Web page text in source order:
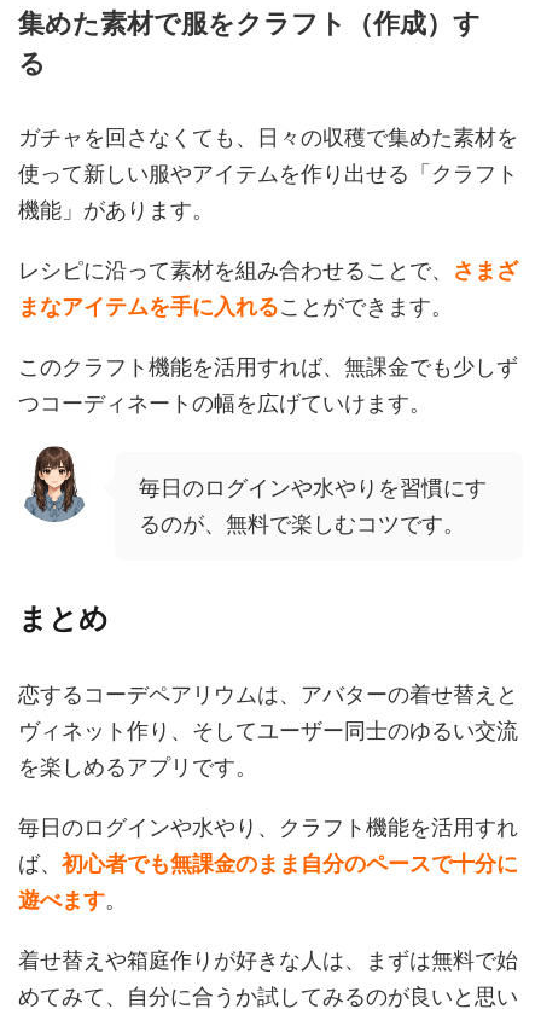
集めた素材で服をクラフト（作成）す
る
ガチャを回さなくても、日々の収穫で集めた素材を
使って新しい服やアイテムを作り出せる「クラフト
機能」があります。
レシピに沿って素材を組み合わせることで、 さまざ
まなアイテムを手に入れることができます。
このクラフト機能を活用すれば、無課金でも少しず
つコーディネートの幅を広げていけます。
毎日のログインや水やりを習慣にす
るのが、無料で楽しむコツです。
まとめ
恋するコーデペアリウムは、アバターの着せ替えと
ヴィネット作り、そしてユーザー同士のゆるい交流
を楽しめるアプリです。
毎日のログインや水やり、クラフト機能を活用すれ
ば、 初心者でも無課金のまま自分のペースで十分に
遊べます。
着せ替えや箱庭作りが好きな人は、まずは無料で始
めてみて、自分に合うか試してみるのが良いと思い